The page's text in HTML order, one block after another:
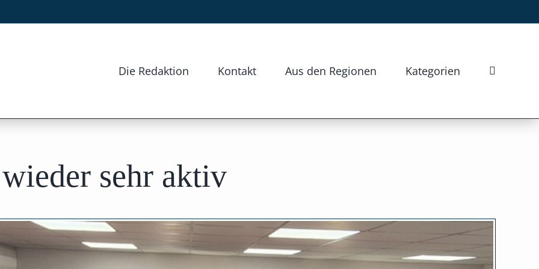
Die Redaktion Kontakt Aus den Regionen Kategorien
sehr aktiv